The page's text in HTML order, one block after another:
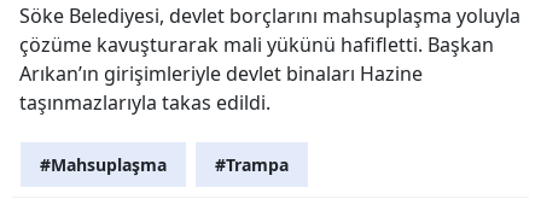
Söke Belediyesi, devlet borçlarını mahsuplaşma yoluyla
çözüme kavuşturarak mali yükünü hafifletti. Başkan
Arıkan’ın girişimleriyle devlet binaları Hazine
taşınmazlarıyla takas edildi.
#Mahsuplaşma #Trampa